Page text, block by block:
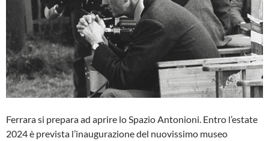
Ferrara si prepara ad aprire lo Spazio Antonioni. Entro l’estate
2024 è prevista l’inaugurazione del nuovissimo museo